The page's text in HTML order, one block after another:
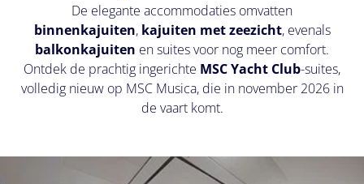
De elegante accommodaties omvatten
binnenkajuiten, kajuiten met zeezicht, evenals
balkonkajuiten en suites voor nog meer comfort.
Ontdek de prachtig ingerichte MSC Yacht Club-suites,
volledig nieuw op MSC Musica, die in november 2026 in
de vaart komt.